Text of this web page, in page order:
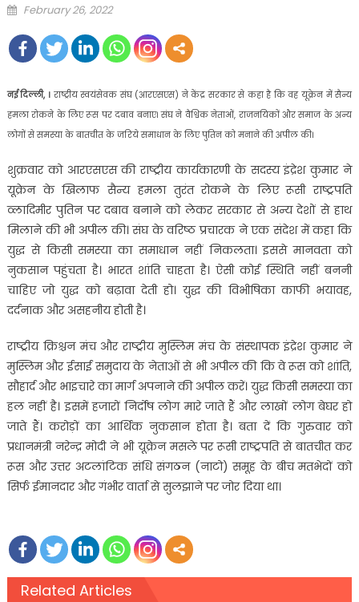
Posted
February 26, 2022
नई दिल्ली, । राष्ट्रीय स्वयंसेवक संघ (आरएसएस) ने केंद्र सरकार से कहा है कि वह यूक्रेन में सैन्य
हमला रोकने के लिए रूस पर दबाव बनाए। संघ ने वैश्विक नेताओं, राजनयिकों और समाज के अन्य
लोगों से समस्या के बातचीत के जरिये समाधान के लिए पुतिन को मनाने की अपील की।
शुक्रवार को आरएसएस की राष्ट्रीय कार्यकारणी के सदस्य इंद्रेश कुमार ने
यूक्रेन के खिलाफ सैन्य हमला तुरंत रोकने के लिए रूसी राष्ट्रपति
व्लादिमीर पुतिन पर दबाव बनाने को लेकर सरकार से अन्य देशों से हाथ
मिलाने की भी अपील की। संघ के वरिष्ठ प्रचारक ने एक संदेश में कहा कि
युद्ध से किसी समस्या का समाधान नहीं निकलता। इससे मानवता को
नुकसान पहुंचता है। भारत शांति चाहता है। ऐसी कोई स्थिति नहीं बननी
चाहिए जो युद्ध को बढ़ावा देती हो। युद्ध की विभीषिका काफी भयावह,
दर्दनाक और असहनीय होती है।
राष्ट्रीय क्रिश्चन मंच और राष्ट्रीय मुस्लिम मंच के संस्थापक इंद्रेश कुमार ने
मुस्लिम और ईसाई समुदाय के नेताओं से भी अपील की कि वे रूस को शांति,
सौहार्द और भाइचारे का मार्ग अपनाने की अपील करें। युद्ध किसी समस्या का
हल नहीं है। इसमें हजारों निर्दोष लोग मारे जाते हैं और लाखों लोग बेघर हो
जाते हैं। करोड़ों का आर्थिक नुकसान होता है। बता दें कि गुरुवार को
प्रधानमंत्री नरेन्द्र मोदी ने भी यूक्रेन मसले पर रूसी राष्ट्रपति से बातचीत कर
रूस और उत्तर अटलांटिक संधि संगठन (नाटो) समूह के बीच मतभेदों को
सिर्फ ईमानदार और गंभीर वार्ता से सुलझाने पर जोर दिया था।
Related Articles